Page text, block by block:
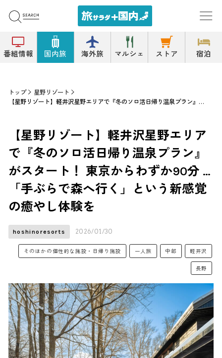
番組情報 国内旅 海外旅 マルシェ ストア 宿泊
トップ
星野リゾート
【星野リゾート】軽井沢星野エリアで『冬のソロ活日帰り温泉プラン』がスタート！ 東京からわずか90分 … 「手ぶらで森へ行く」という新感覚の癒やし体験を
【星野リゾート】軽井沢星野エリア
で『冬のソロ活日帰り温泉プラン』
がスタート！ 東京からわずか90分 …
「手ぶらで森へ行く」という新感覚
の癒やし体験を
hoshinoresorts 2026/01/30
そのほかの個性的な施設・日帰り施設 一人旅 中部 軽井沢
長野